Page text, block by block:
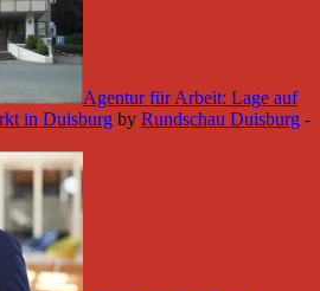
Agentur für Arbeit: Lage auf
in Duisburg by Rundschau Duisburg -